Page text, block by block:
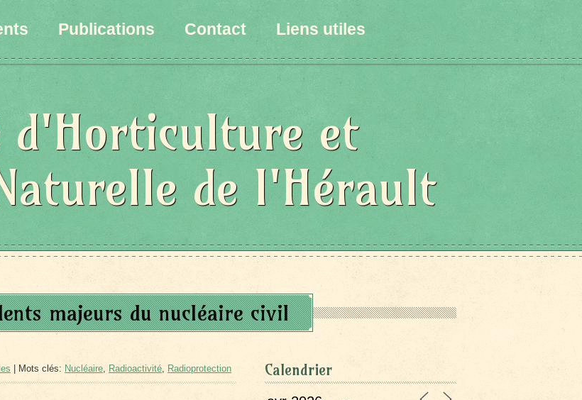
Publications Contact Liens utiles
d'Horticulture et
de l'Hérault
majeurs du nucléaire civil
| Mots clés: Nucléaire, Radioactivité, Radioprotection Calendrier